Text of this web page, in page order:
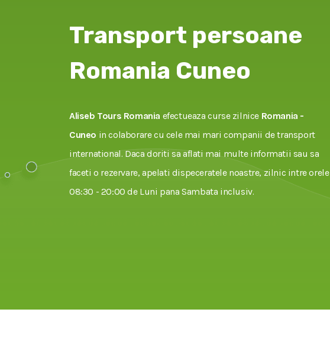
Transport persoane
Romania Cuneo
Aliseb Tours Romania efectueaza curse zilnice Romania -
Cuneo in colaborare cu cele mai mari companii de transport
international. Daca doriti sa aflati mai multe informatii sau sa
faceti o rezervare, apelati dispeceratele noastre, zilnic intre orele
08:30 - 20:00 de Luni pana Sambata inclusiv.